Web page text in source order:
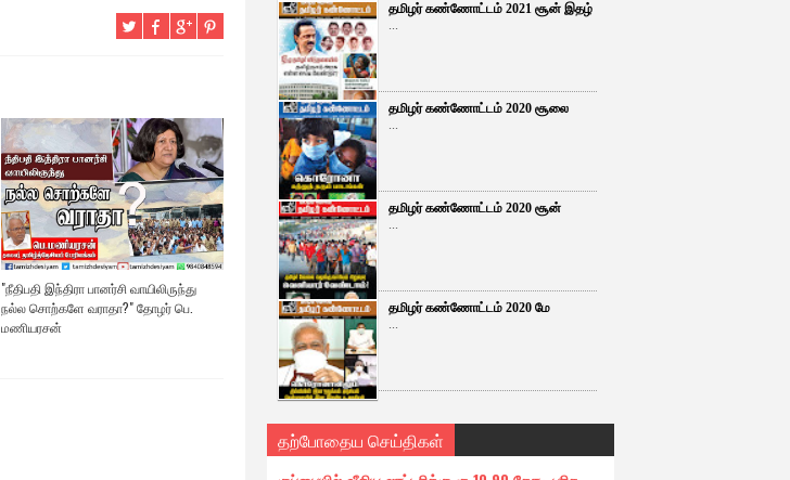
"நீதிபதி இந்திரா பானர்சி வாயிலிருந்து
நல்ல சொற்களே வராதா?" தோழர் பெ.
மணியரசன்
தமிழர் கண்ணோட்டம் 2021 சூன் இதழ்
...
தமிழர் கண்ணோட்டம் 2020 சூலை
...
தமிழர் கண்ணோட்டம் 2020 சூன்
...
தமிழர் கண்ணோட்டம் 2020 மே
...
தற்போதைய செய்திகள்